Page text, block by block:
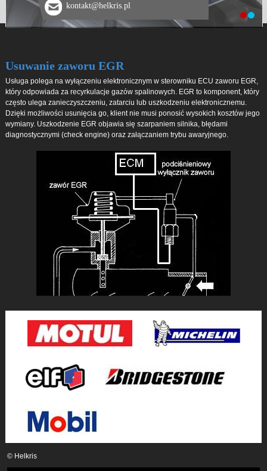
kontakt@helkris.pl
Usuwanie zaworu EGR
Usługa polega na wyłączeniu elektronicznym w sterowniku ECU zaworu EGR,
który odpowiada za recyrkulacje gazów spalinowych. EGR to komponent, który
często ulega zanieczyszczeniu, zatarciu lub uszkodzeniu elektronicznemu.
Dzięki możliwości usunięcia go, klient nie musi ponosić wysokich kosztów jego
wymiany. Uszkodzenie EGR objawia się szarpaniem silnika, błędami
diagnostycznymi (check engine) oraz załączaniem trybu awaryjnego.
© Helkris